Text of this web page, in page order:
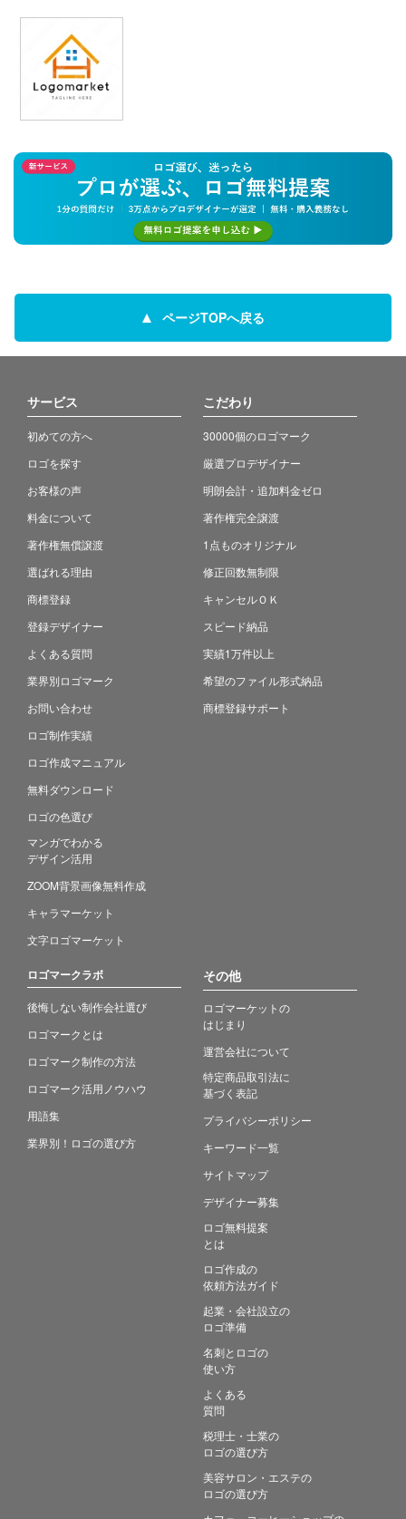
ページTOPへ戻る
サービス
初めての方へ
ロゴを探す
お客様の声
料金について
著作権無償譲渡
選ばれる理由
商標登録
登録デザイナー
よくある質問
業界別ロゴマーク
お問い合わせ
ロゴ制作実績
ロゴ作成マニュアル
無料ダウンロード
ロゴの色選び
マンガでわかる
デザイン活用
ZOOM背景画像無料作成
キャラマーケット
文字ロゴマーケット
こだわり
30000個のロゴマーク
厳選プロデザイナー
明朗会計・追加料金ゼロ
著作権完全譲渡
1点ものオリジナル
修正回数無制限
キャンセルＯＫ
スピード納品
実績1万件以上
希望のファイル形式納品
商標登録サポート
ロゴマークラボ
後悔しない制作会社選び
ロゴマークとは
ロゴマーク制作の方法
ロゴマーク活用ノウハウ
用語集
業界別！ロゴの選び方
その他
ロゴマーケットの
はじまり
運営会社について
特定商品取引法に
基づく表記
プライバシーポリシー
キーワード一覧
サイトマップ
デザイナー募集
ロゴ無料提案
とは
ロゴ作成の
依頼方法ガイド
起業・会社設立の
ロゴ準備
名刺とロゴの
使い方
よくある
質問
税理士・士業の
ロゴの選び方
美容サロン・エステの
ロゴの選び方